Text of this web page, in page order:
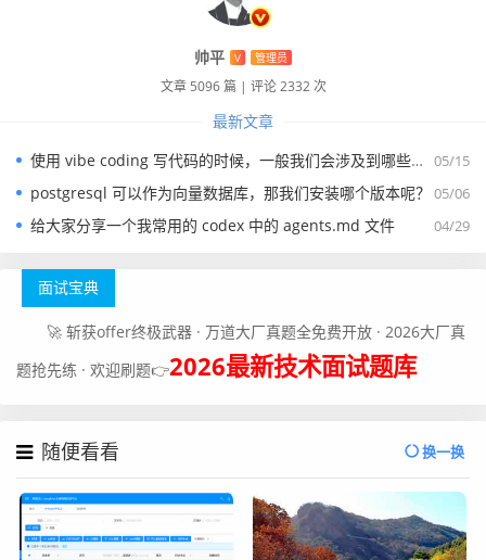
帅平 V 管理员
文章 5096 篇 | 评论 2332 次
最新文章
05/15
使用 vibe coding 写代码的时候，一般我们会涉及到哪些提示词？
05/06
postgresql 可以作为向量数据库，那我们安装哪个版本呢？
04/29
给大家分享一个我常用的 codex 中的 agents.md 文件
面试宝典
🚀 斩获offer终极武器 · 万道大厂真题全免费开放 · 2026大厂真
题抢先练 · 欢迎刷题👉2026最新技术面试题库
随便看看 换一换